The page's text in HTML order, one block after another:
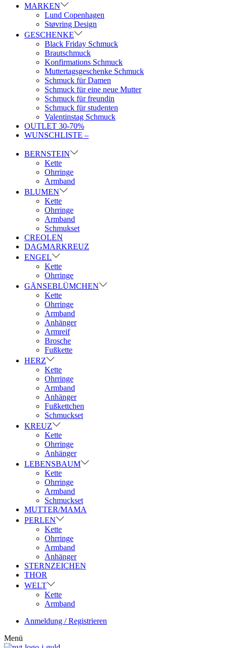
MARKEN
Lund Copenhagen
Støvring Design
GESCHENKE
Black Friday Schmuck
Brautschmuck
Konfirmations Schmuck
Muttertagsgeschenke Schmuck
Schmuck für Damen
Schmuck für eine neue Mutter
Schmuck für freundin
Schmuck für studenten
Valentinstag Schmuck
OUTLET 30-70%
WUNSCHLISTE –
BERNSTEIN
Kette
Ohrringe
Armband
BLUMEN
Kette
Ohrringe
Armband
Schmukset
CREOLEN
DAGMARKREUZ
ENGEL
Kette
Ohrringe
GÄNSEBLÜMCHEN
Kette
Ohrringe
Armband
Anhänger
Armreif
Brosche
Fußkette
HERZ
Kette
Ohrringe
Armband
Anhänger
Fußkettchen
Schmuckset
KREUZ
Kette
Ohrringe
Anhänger
LEBENSBAUM
Kette
Ohrringe
Armband
Schmuckset
MUTTER/MAMA
PERLEN
Kette
Ohrringe
Armband
Anhänger
STERNZEICHEN
THOR
WELT
Kette
Armband
Anmeldung / Registrieren
Menü